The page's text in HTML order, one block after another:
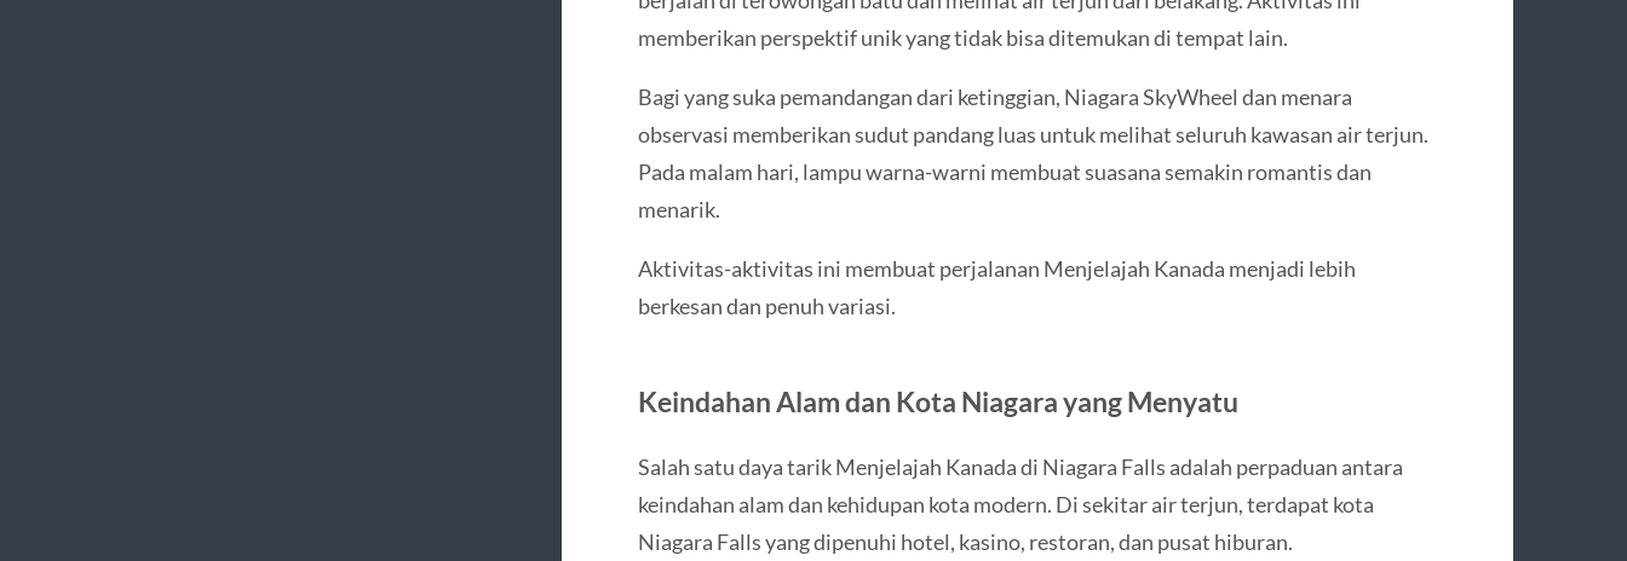
memberikan perspektif unik yang tidak bisa ditemukan di tempat lain.
Bagi yang suka pemandangan dari ketinggian, Niagara SkyWheel dan menara
observasi memberikan sudut pandang luas untuk melihat seluruh kawasan air terjun.
Pada malam hari, lampu warna-warni membuat suasana semakin romantis dan
menarik.
Aktivitas-aktivitas ini membuat perjalanan Menjelajah Kanada menjadi lebih
berkesan dan penuh variasi.
Keindahan Alam dan Kota Niagara yang Menyatu
Salah satu daya tarik Menjelajah Kanada di Niagara Falls adalah perpaduan antara
keindahan alam dan kehidupan kota modern. Di sekitar air terjun, terdapat kota
Niagara Falls yang dipenuhi hotel, kasino, restoran, dan pusat hiburan.